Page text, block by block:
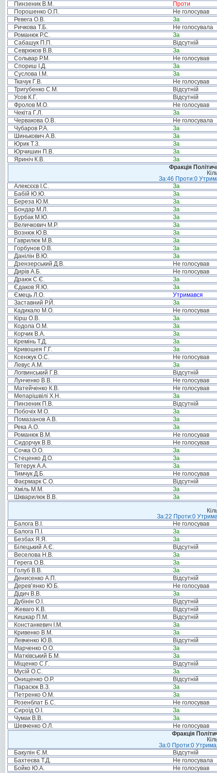
Пинзеник В.М.
Проти
Порошенко О.П.
Не голосував
Ревега О.В.
За
Ричкова Т.Б.
Не голосувала
Романюк Р.С.
За
Сабашук П.П.
Відсутній
Севрюков В.В.
За
Сольвар Р.М.
Не голосував
Спориш І.Д.
За
Суслова І.М.
За
Ткачук Г.В.
Не голосував
Тригубенко С.М.
Відсутній
Усов К.Г.
Відсутній
Фролов М.О.
Не голосував
Чекіта Г.Л.
За
Червакова О.В.
Не голосувала
Чубаров Р.А.
За
Шинькович А.В.
За
Юрик Т.З.
За
Юрчишин П.В.
За
Яриніч К.В.
За
Фракція
За:46 Проти:0
Алексєєв І.С.
За
Бабій Ю.Ю.
За
Береза Ю.М.
За
Бондар М.Л.
За
Бурбак М.Ю.
За
Величкович М.Р.
За
Вознюк Ю.В.
За
Гаврилюк М.В.
За
Горбунов О.В.
За
Данілін В.Ю.
За
Дзензерський Д.В.
Не голосував
Дирів А.Б.
Не голосував
Драюк С.Є.
За
Єдаков Я.Ю.
За
Ємець Л.О.
Утримався
Заставний Р.Й.
За
Кадикало М.О.
Не голосував
Кірш О.В.
За
Кодола О.М.
За
Корчик В.А.
За
Кремінь Т.Д.
За
Кривошея Г.Г.
За
Ксенжук О.С.
Не голосував
Левус А.М.
За
Логвинський Г.В.
Відсутній
Лунченко В.В.
Не голосував
Матейченко К.В.
Не голосував
Мепарішвілі Х.Н.
За
Пинзеник П.В.
Відсутній
Побочіх М.О.
За
Помазанов А.В.
За
Река А.О.
За
Романюк В.М.
Не голосував
Сидорчук В.В.
Не голосував
Сочка О.О.
За
Стеценко Д.О.
За
Тетерук А.А.
За
Тимчук Д.Б.
Не голосував
Фаєрмарк С.О.
Відсутній
Хміль М.М.
За
Шкварилюк В.В.
За
За:22 Проти:0
Балога В.І.
Не голосував
Балога П.І.
За
Безбах Я.Я.
За
Білецький А.Є.
Відсутній
Веселова Н.В.
За
Герега О.В.
За
Голуб В.В.
За
Денисенко А.П.
Відсутній
Дерев’янко Ю.Б.
Не голосував
Дідич В.В.
За
Дубінін О.І.
Відсутній
Жеваго К.В.
Відсутній
Кишкар П.М.
Відсутній
Констанкевич І.М.
За
Кривенко В.М.
За
Левченко Ю.В.
Відсутній
Марченко О.О.
За
Матківський Б.М.
За
Міщенко С.Г.
Відсутній
Мусій О.С.
За
Онищенко О.Р.
Відсутній
Парасюк В.З.
За
Петренко О.М.
За
Розенблат Б.С.
Не голосував
Сироїд О.І.
За
Чумак В.В.
За
Шевченко О.Л.
Не голосував
Фракція
За:0 Проти:0
Бакулін Є.М.
Відсутній
Бахтеєва Т.Д.
Не голосувала
Бойко Ю.А.
Не голосував